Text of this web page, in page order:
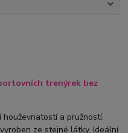
trenýrek bez
houževnatostí a pružností.
ze stejné látky. Ideální